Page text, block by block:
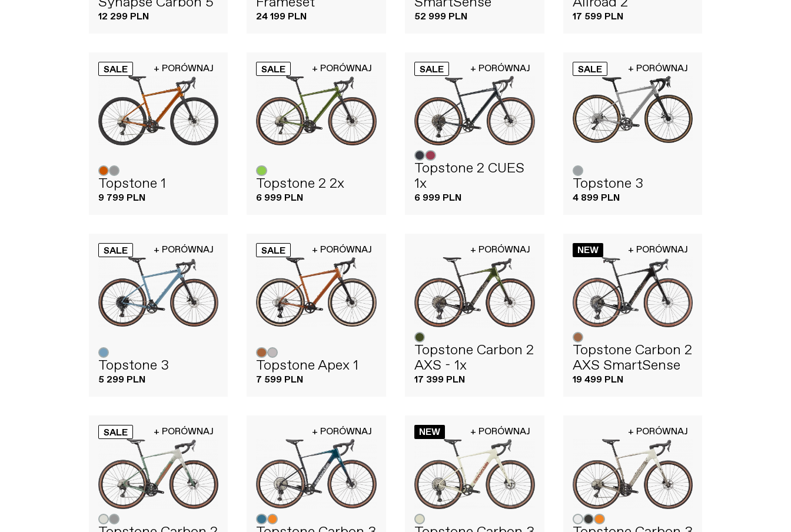
12 299 PLN 24 199 PLN 52 999 PLN 17 599 PLN
SALE + PORÓWNAJ
Topstone 1
9 799 PLN
SALE + PORÓWNAJ
Topstone 2 2x
6 999 PLN
SALE + PORÓWNAJ
Topstone 2 CUES
1x
6 999 PLN
SALE + PORÓWNAJ
Topstone 3
4 899 PLN
SALE + PORÓWNAJ
Topstone 3
5 299 PLN
SALE + PORÓWNAJ
Topstone Apex 1
7 599 PLN
+ PORÓWNAJ
Topstone Carbon 2
AXS - 1x
17 399 PLN
NEW + PORÓWNAJ
Topstone Carbon 2
AXS SmartSense
19 499 PLN
SALE + PORÓWNAJ + PORÓWNAJ NEW + PORÓWNAJ + PORÓWNAJ